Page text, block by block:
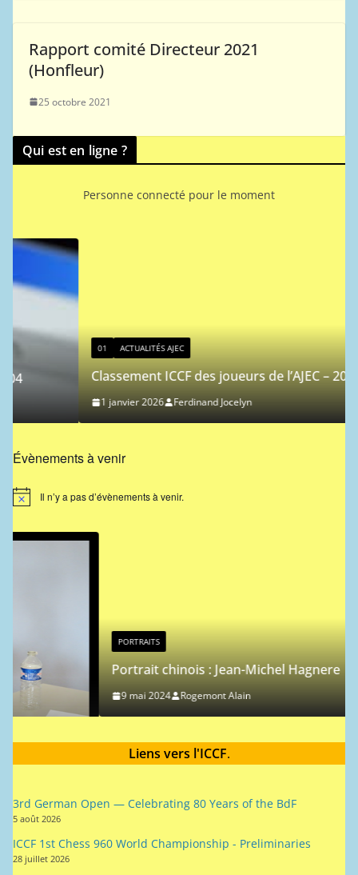
Rapport comité Directeur 2021
(Honfleur)
25 octobre 2021
Qui est en ligne ?
Personne connecté pour le moment
ACTUALITÉS AJEC
Classement ICCF des joueurs de l’AJEC – 2026/1
1 janvier 2026 Ferdinand Jocelyn
Évènements à venir
N
i
Il n’y a pas d’évènements à venir.
Portrait chinois : Jean-Michel Hagnere
Rogemont Alain
Liens vers l'ICCF.
3rd German Open — Celebrating 80 Years of the BdF
5 août 2026
ICCF 1st Chess 960 World Championship - Preliminaries
28 juillet 2026